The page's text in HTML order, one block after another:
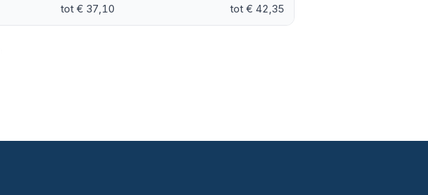
tot € 37,10 tot € 42,35